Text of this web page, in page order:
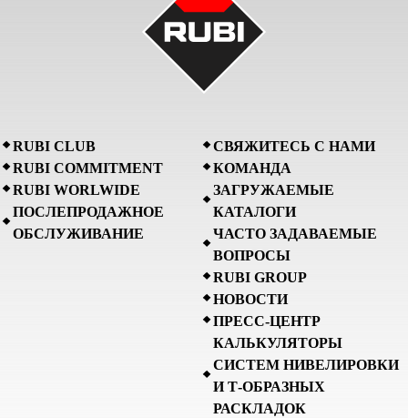
RUBI CLUB
RUBI COMMITMENT
RUBI WORLWIDE
ПОСЛЕПРОДАЖНОЕ
ОБСЛУЖИВАНИЕ
СВЯЖИТЕСЬ С НАМИ
КОМАНДА
ЗАГРУЖАЕМЫЕ
КАТАЛОГИ
ЧАСТО ЗАДАВАЕМЫЕ
ВОПРОСЫ
RUBI GROUP
НОВОСТИ
ПРЕСС-ЦЕНТР
КАЛЬКУЛЯТОРЫ
СИСТЕМ НИВЕЛИРОВКИ
И Т-ОБРАЗНЫХ
РАСКЛАДОК